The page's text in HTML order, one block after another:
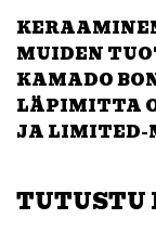
MUIDEN
KAMADO
LÄPIMITTA
JA
TUTUSTU